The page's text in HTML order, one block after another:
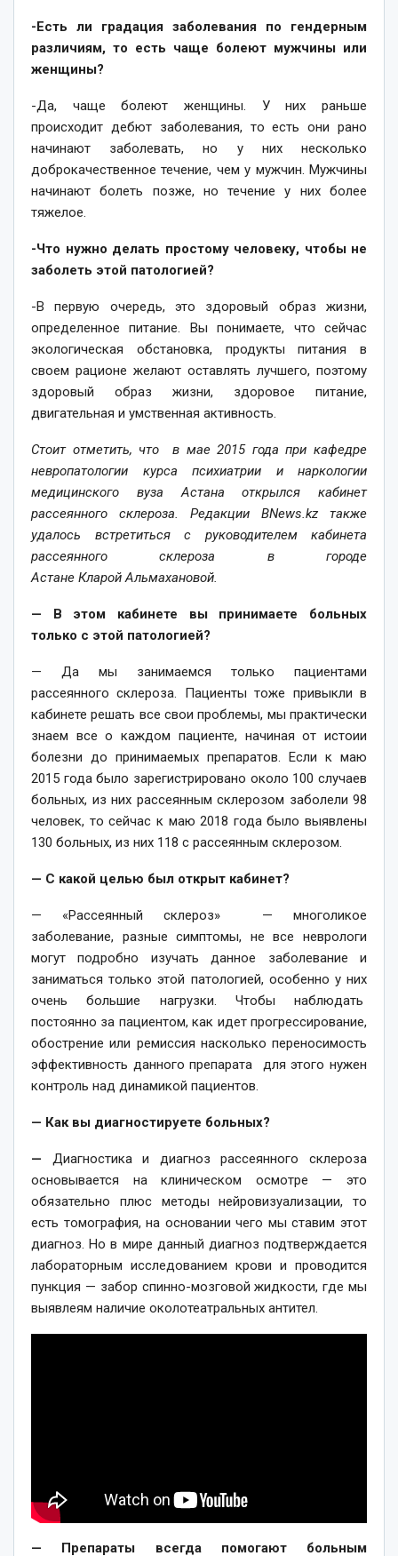
-Есть ли градация заболевания по гендерным
различиям, то есть чаще болеют мужчины или
женщины?
-Да, чаще болеют женщины. У них раньше
происходит дебют заболевания, то есть они рано
начинают заболевать, но у них несколько
доброкачественное течение, чем у мужчин. Мужчины
начинают болеть позже, но течение у них более
тяжелое.
-Что нужно делать простому человеку, чтобы не
заболеть этой патологией?
-В первую очередь, это здоровый образ жизни,
определенное питание. Вы понимаете, что сейчас
экологическая обстановка, продукты питания в
своем рационе желают оставлять лучшего, поэтому
здоровый образ жизни, здоровое питание,
двигательная и умственная активность.
Стоит отметить, что в мае 2015 года при кафедре
невропатологии курса психиатрии и наркологии
медицинского вуза Астана открылся кабинет
рассеянного склероза. Редакции BNews.kz также
удалось встретиться с руководителем кабинета
рассеянного склероза в городе
Астане Кларой Альмахановой.
— В этом кабинете вы принимаете больных
только с этой патологией?
— Да мы занимаемся только пациентами
рассеянного склероза. Пациенты тоже привыкли в
кабинете решать все свои проблемы, мы практически
знаем все о каждом пациенте, начиная от истоии
болезни до принимаемых препаратов. Если к маю
2015 года было зарегистрировано около 100 случаев
больных, из них рассеянным склерозом заболели 98
человек, то сейчас к маю 2018 года было выявлены
130 больных, из них 118 с рассеянным склерозом.
— С какой целью был открыт кабинет?
— «Рассеянный склероз» — многоликое
заболевание, разные симптомы, не все неврологи
могут подробно изучать данное заболевание и
заниматься только этой патологией, особенно у них
очень большие нагрузки. Чтобы наблюдать
постоянно за пациентом, как идет прогрессирование,
обострение или ремиссия насколько переносимость
эффективность данного препарата для этого нужен
контроль над динамикой пациентов.
— Как вы диагностируете больных?
— Диагностика и диагноз рассеянного склероза
основывается на клиническом осмотре — это
обязательно плюс методы нейровизуализации, то
есть томография, на основании чего мы ставим этот
диагноз. Но в мире данный диагноз подтверждается
лабораторным исследованием крови и проводится
пункция — забор спинно-мозговой жидкости, где мы
выявлеям наличие околотеатральных антител.
— Препараты всегда помогают больным